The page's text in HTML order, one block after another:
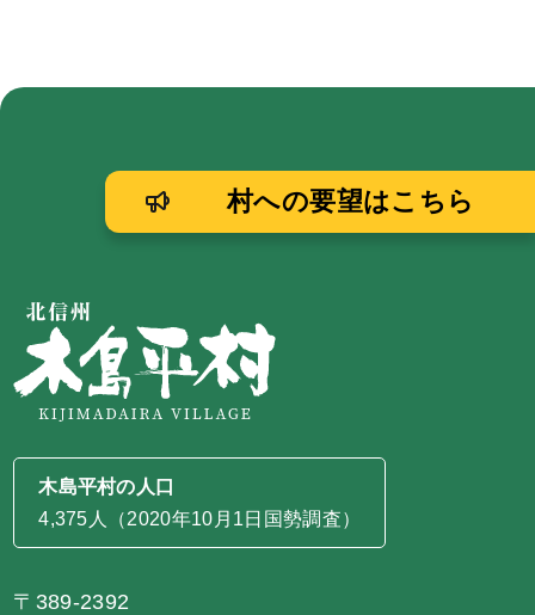
木島平村の人口
4,375人（2020年10月1日国勢調査）
〒389-2392
村への要望はこちら